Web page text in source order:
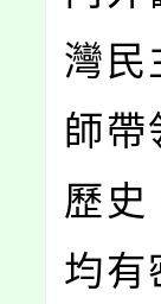
灣民
師帶
歷史
均有